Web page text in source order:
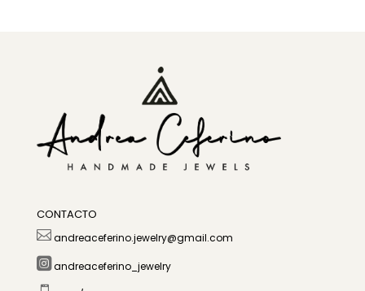
CONTACTO
andreaceferino.jewelry@gmail.com
andreaceferino_jewelry